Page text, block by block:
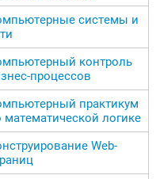
системы и
контроль
процессов
практикум
математической логике
Web-